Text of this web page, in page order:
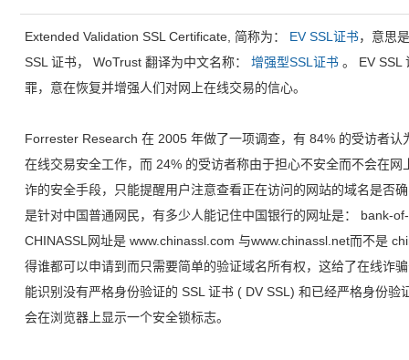
Extended Validation SSL Certificate, 简称为： EV SSL证书，意思
SSL 证书， WoTrust 翻译为中文名称：增强型SSL证书 。 EV SSL
罪，意在恢复并增强人们对网上在线交易的信心。
Forrester Research 在 2005 年做了一项调查，有 84% 的受访者
在线交易安全工作，而 24% 的受访者称由于担心不安全而不会在
诈的安全手段，只能提醒用户注意查看正在访问的网站的域名是否
是针对中国普通网民，有多少人能记住中国银行的网址是： bank-
CHINASSL网址是 www.chinassl.com 与www.chinassl.net而不是
得谁都可以申请到而只需要简单的验证域名所有权，这给了在线诈
能识别没有严格身份验证的 SSL 证书 ( DV SSL) 和已经严格身份
会在浏览器上显示一个安全锁标志。